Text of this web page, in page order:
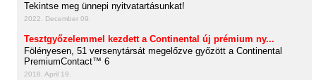
Tekintse meg ünnepi nyitvatartásunkat!
2022. December 09.
Tesztgyőzelemmel kezdett a Continental új prémium ny...
Fölényesen, 51 versenytársát megelőzve győzött a Continental
PremiumContact™ 6
2018. April 19.